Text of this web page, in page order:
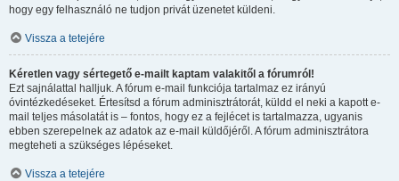
hogy egy felhasználó ne tudjon privát üzenetet küldeni.
Vissza a tetejére
Kéretlen vagy sértegető e-mailt kaptam valakitől a fórumról!
Ezt sajnálattal halljuk. A fórum e-mail funkciója tartalmaz ez irányú
óvintézkedéseket. Értesítsd a fórum adminisztrátorát, küldd el neki a kapott e-
mail teljes másolatát is – fontos, hogy ez a fejlécet is tartalmazza, ugyanis
ebben szerepelnek az adatok az e-mail küldőjéről. A fórum adminisztrátora
megteheti a szükséges lépéseket.
Vissza a tetejére